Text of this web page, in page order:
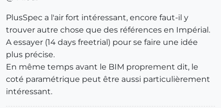
PlusSpec a l'air fort intéressant, encore faut-il y
trouver autre chose que des références en Impérial.
A essayer (14 days freetrial) pour se faire une idée
plus précise.
En même temps avant le BIM proprement dit, le
coté paramétrique peut être aussi particulièrement
intéressant.